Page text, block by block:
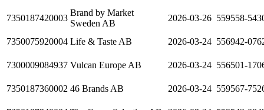
7350187420003
Brand by Market
Sweden AB
2026-03-26 559558-
7350075920004 Life & Taste AB 2026-03-24 556942-
7300009084937 Vulcan Europe AB 2026-03-24 556501-
7350187360002 46 Brands AB 2026-03-24 559567-